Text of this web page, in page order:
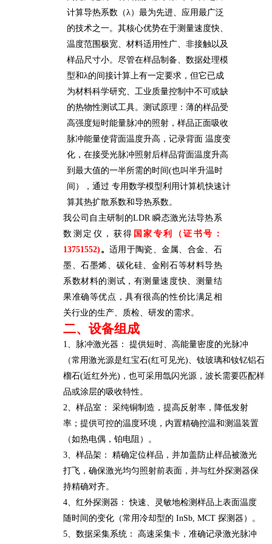
计算导热系数（λ）最为先进、应用最广泛
的技术之一。其核心优势在于测量速度快、
温度范围极宽、材料适用性广、非接触以及
样品尺寸小。尽管在样品制备、数据处理模
型和λ的间接计算上有一定要求，但它已成
为材料科学研究、工业质量控制中不可或缺
的热物性测试工具。测试原理：薄的样品受
高强度短时能量脉冲的照射，样品正面吸收
脉冲能量使背面温度升高，记录背面 温度变
化，在接受光脉冲照射后样品背面温度升高
到最大值的一半所需的时间(也叫半升温时
间），通过 专用数学模型利用计算机快速计
算其热扩散系数和导热系数。
我公司自主研制的LDR 瞬态激光法导热系
数测定仪，获得 国家专利（证书号：
13751552) 。 适用 于陶瓷、金属、 合金、 石
墨、石墨烯、碳化硅、 金刚石等材料导热
系数材料的测试，有测量速度快、测量结
果准确等优点，具有很高的性价比满足相
关行业的生产、质检、研发的需求。
二、设备组成
1、脉冲激光器： 提供短时、高能量密度的光脉冲
（常用激光源是红宝石(红可见光)、钕玻璃和钕钇铝石
榴石(近红外光) ，也可采用氙闪光源 ，波长需要匹配样
品或涂层的吸收特性。
2、样品室：采纯铜制造，提高反射率，降低发射
率；提供可控的温度环境，内置精确控温和测温装置
（如热电偶 ，铂电阻 ）。
3、样品架： 精确定位样品，并加盖防止样品被激光
打飞，确保激光均匀照射前表面，并与红外探测器保
持精确对齐。
4、红外探测器： 快速、灵敏地检测样品上表面温度
随时间的变化（常用冷却型的 InSb, MCT 探测器） 。
5、数据采集系统： 高速采集卡，准确记录激光脉冲